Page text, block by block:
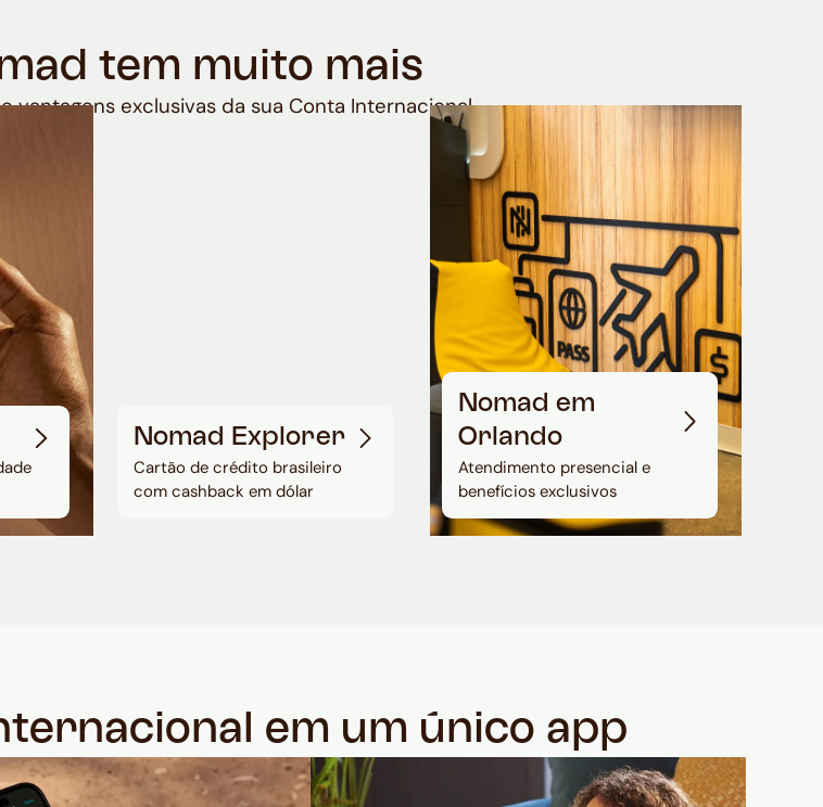
tem muito mais
vantagens exclusivas da sua Conta Internacional
Nomad Explorer
Cartão de crédito brasileiro
com cashback em dólar
Nomad em
Orlando
Atendimento presencial e
benefícios exclusivos
em um único app